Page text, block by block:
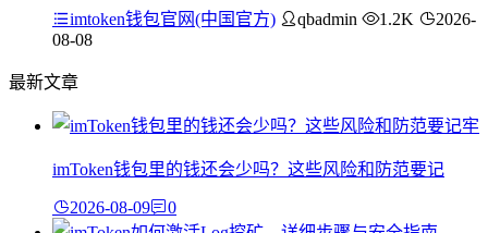
imtoken钱包官网(中国官方) qbadmin 1.2K
2026-
08-08
最新文章
imToken钱包里的钱还会少吗？这些风险和防范要记
2026-08-09 0